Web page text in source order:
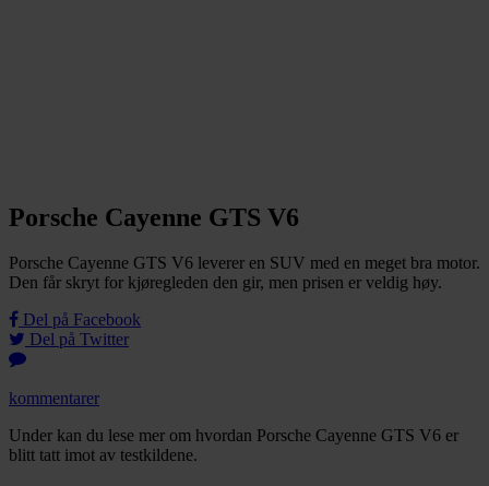
Porsche Cayenne GTS V6
Porsche Cayenne GTS V6 leverer en SUV med en meget bra motor.
Den får skryt for kjøregleden den gir, men prisen er veldig høy.
Del på Facebook
Del på Twitter
kommentarer
Under kan du lese mer om hvordan Porsche Cayenne GTS V6 er
blitt tatt imot av testkildene.